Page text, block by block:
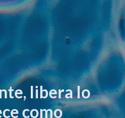
libera lo
como